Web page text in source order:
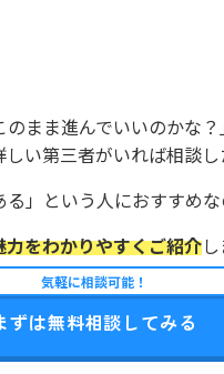
まま進んでいいのかな
い第三者がいれば相談し
」という人におすすめ
をわかりやすくご紹介
気軽に相談可能！
ずは無料相談してみる